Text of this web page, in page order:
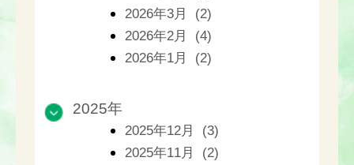
2026年3月 (2)
2026年2月 (4)
2026年1月 (2)
2025年
2025年12月 (3)
2025年11月 (2)